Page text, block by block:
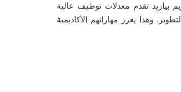
بيازيد تقدم معدلات توظيف عالية
وهذا يعزز مهاراتهم الأكاديمية